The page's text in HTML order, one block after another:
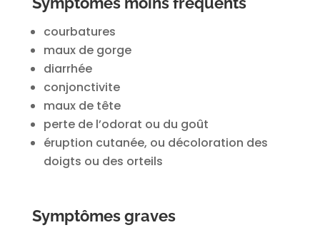
courbatures
maux de gorge
diarrhée
conjonctivite
maux de tête
perte de l’odorat ou du goût
éruption cutanée, ou décoloration des
doigts ou des orteils
Symptômes graves